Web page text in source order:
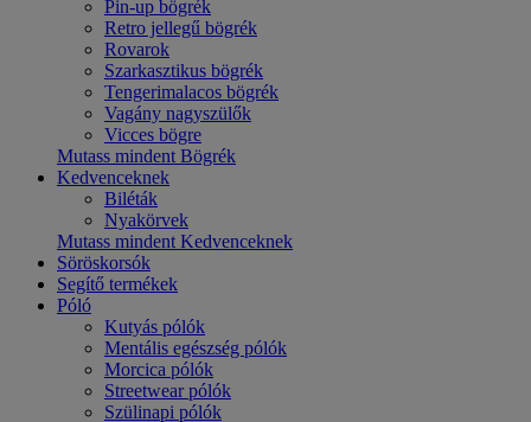
Pin-up bögrék
Retro jellegű bögrék
Rovarok
Szarkasztikus bögrék
Tengerimalacos bögrék
Vagány nagyszülők
Vicces bögre
Mutass mindent Bögrék
Kedvenceknek
Biléták
Nyakörvek
Mutass mindent Kedvenceknek
Söröskorsók
Segítő termékek
Póló
Kutyás pólók
Mentális egészség pólók
Morcica pólók
Streetwear pólók
Szülinapi pólók